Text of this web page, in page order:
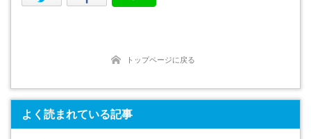
トップページに戻る
よく読まれている記事